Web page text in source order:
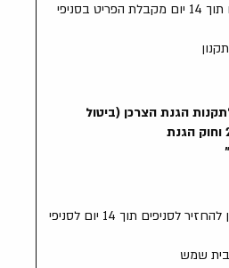
ניתן להחליף את הפריטים תוך 14 יום מקבלת הפריט בסניפי
הגנת הצרכן (ביטול
עסקה), התשע"א-2010 וחוק הגנת
** קולקצייה חדשה – ניתן להחזיר לסניפים תוך 14 יום לסניפי
שמש